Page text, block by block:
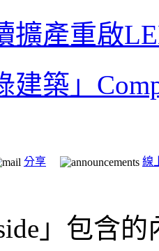
擴產重啟
築」
分享 線
」包含